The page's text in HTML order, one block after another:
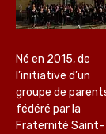
Né en 2015, de
l’initiative d’un
groupe de
fédéré par la
Fraternité Saint-